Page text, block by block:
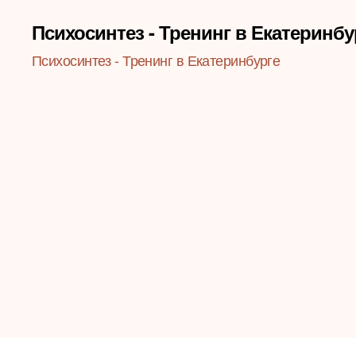
Психосинтез - Тренинг в
Психосинтез - Тренинг в Екатеринбурге